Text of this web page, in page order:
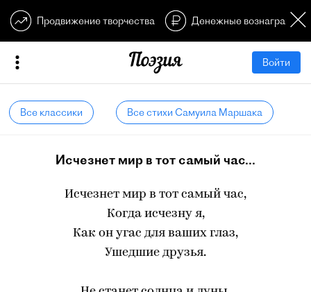
Продвижение творчества Денежные
Войти
Все классики Все стихи Самуила Маршака
Исчезнет мир в тот самый час...
Исчезнет мир в тот самый час,
Когда исчезну я,
Как он угас для ваших глаз,
Ушедшие друзья.